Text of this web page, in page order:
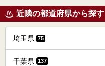
近隣の都道府県から探す
埼玉県 75
千葉県 137